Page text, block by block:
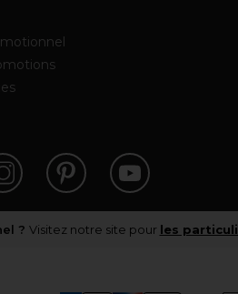
? Visitez notre site pour les